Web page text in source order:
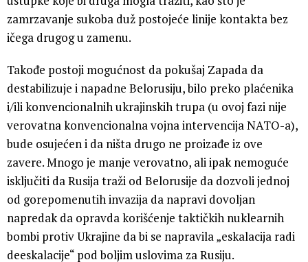
zamrzavanje sukoba duž postojeće linije kontakta bez
ičega drugog u zamenu.
Takođe postoji mogućnost da pokušaj Zapada da
destabilizuje i napadne Belorusiju, bilo preko plaćenika
i/ili konvencionalnih ukrajinskih trupa (u ovoj fazi nije
verovatna konvencionalna vojna intervencija NATO-a),
bude osujećen i da ništa drugo ne proizađe iz ove
zavere. Mnogo je manje verovatno, ali ipak nemoguće
isključiti da Rusija traži od Belorusije da dozvoli jednoj
od gorepomenutih invazija da napravi dovoljan
napredak da opravda korišćenje taktičkih nuklearnih
bombi protiv Ukrajine da bi se napravila „eskalacija radi
deeskalacije“ pod boljim uslovima za Rusiju.